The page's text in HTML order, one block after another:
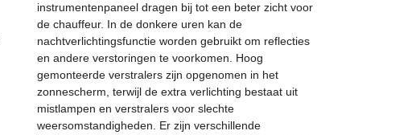
instrumentenpaneel dragen bij tot een beter zicht voor
de chauffeur. In de donkere uren kan de
nachtverlichtingsfunctie worden gebruikt om reflecties
en andere verstoringen te voorkomen. Hoog
gemonteerde verstralers zijn opgenomen in het
zonnescherm, terwijl de extra verlichting bestaat uit
mistlampen en verstralers voor slechte
weersomstandigheden. Er zijn verschillende